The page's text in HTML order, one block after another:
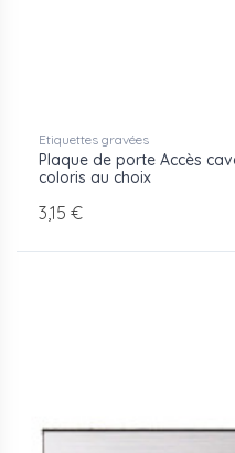
Etiquettes gravées
Plaque de porte Accès
coloris au choix
3,15 €